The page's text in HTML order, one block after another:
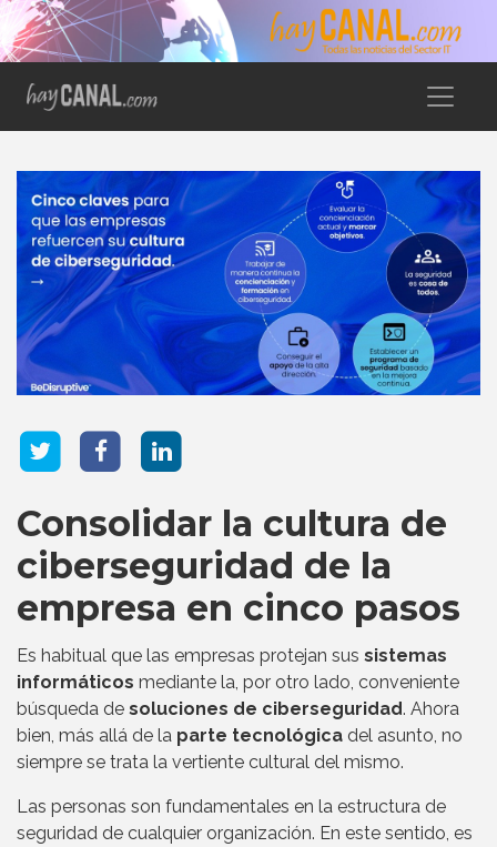
Consolidar la cultura de
ciberseguridad de la
empresa en cinco pasos
Es habitual que las empresas protejan sus sistemas
informáticos mediante la, por otro lado, conveniente
búsqueda de soluciones de ciberseguridad. Ahora
bien, más allá de la parte tecnológica del asunto, no
siempre se trata la vertiente cultural del mismo.
Las personas son fundamentales en la estructura de
seguridad de cualquier organización. En este sentido, es